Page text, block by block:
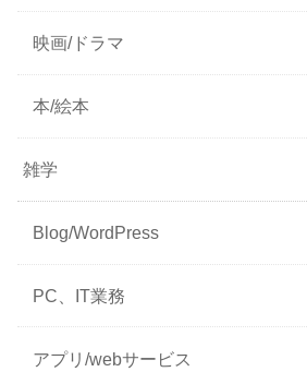
映画/ドラマ
本/絵本
雑学
Blog/WordPress
PC、IT業務
アプリ/webサービス